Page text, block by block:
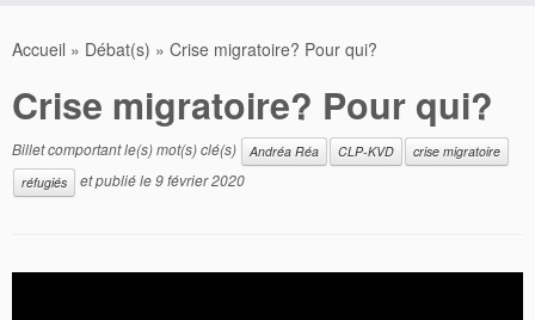
Accueil » Débat(s) » Crise migratoire? Pour qui?
Crise migratoire? Pour qui?
Billet comportant le(s) mot(s) clé(s) Andréa Réa CLP-KVD
crise migratoire
réfugiés
et publié le9 février 2020